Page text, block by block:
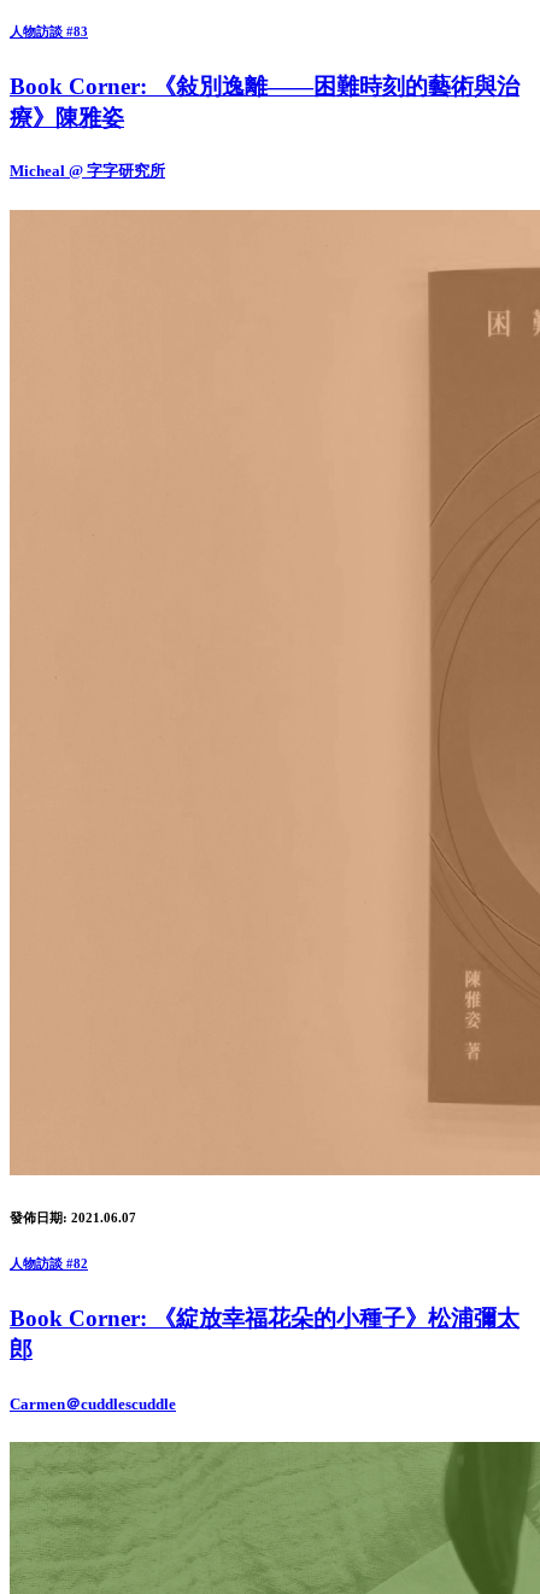
人物訪談 #83
Book Corner: 《敍別逸離——困難時刻的藝術與治
療》陳雅姿
Micheal @ 字字研究所
發佈日期: 2021.06.07
人物訪談 #82
Book Corner: 《綻放幸福花朵的小種子》松浦彌太
郎
Carmen＠cuddlescuddle